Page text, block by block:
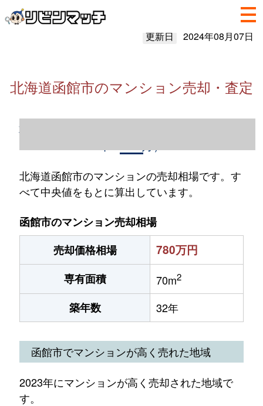
更新日 2024年08月07日
北海道函館市のマンション売却・査定
北海道函館市のマンション売却情報（2023
北海道函館市のマンションの売却相場です。す
べて中央値をもとに算出しています。
函館市のマンション売却相場
売却価格相場
780万円
専有面積 70m2
築年数 32年
函館市でマンションが高く売れた地域
2023年にマンションが高く売却された地域で
す。